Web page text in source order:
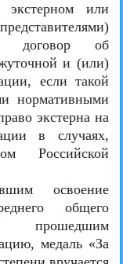
экстерном или
договор об
и (или)
если такой
нормативными
экстерна на
в случаях,
Российской
освоение
общего
прошедшим
медаль «За